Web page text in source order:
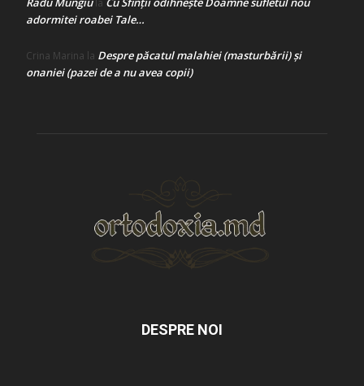
la
adormitei roabei Tale…
Crina Marina la Despre păcatul malahiei (masturbării) şi
onaniei (pazei de a nu avea copii)
DESPRE NOI